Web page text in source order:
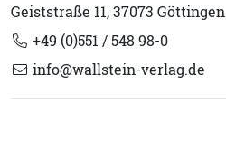
Geiststraße 11, 37073 Göttingen
+49 (0)551 / 548 98-0
info@wallstein-verlag.de